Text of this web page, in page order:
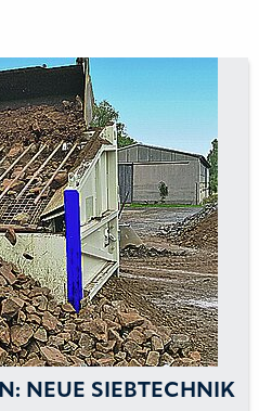
NEUE SIEBTECHNIK